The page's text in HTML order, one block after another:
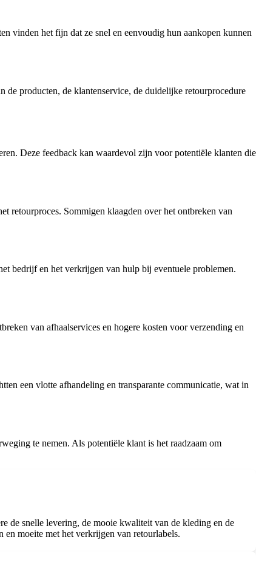
vinden het fijn dat ze snel en eenvoudig hun aankopen kunnen
producten, de klantenservice, de duidelijke retourprocedure
Deze feedback kan waardevol zijn voor potentiële klanten die
retourproces. Sommigen klaagden over het ontbreken van
bedrijf en het verkrijgen van hulp bij eventuele problemen.
van afhaalservices en hogere kosten voor verzending en
een vlotte afhandeling en transparante communicatie, wat in
te nemen. Als potentiële klant is het raadzaam om
de snelle levering, de mooie kwaliteit van de kleding en de
moeite met het verkrijgen van retourlabels.